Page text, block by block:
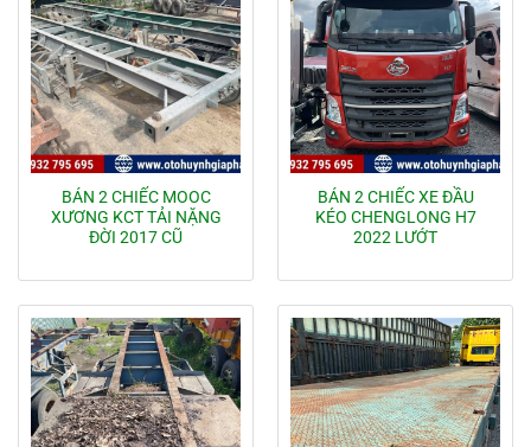
BÁN 2 CHIẾC MOOC
XƯƠNG KCT TẢI NẶNG
ĐỜI 2017 CŨ
BÁN 2 CHIẾC XE ĐẦU
KÉO CHENGLONG H7
2022 LƯỚT